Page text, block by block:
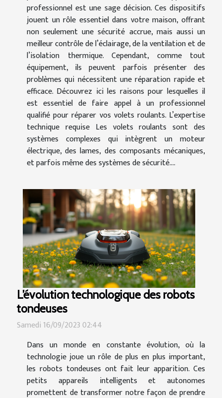
professionnel est une sage décision. Ces dispositifs
jouent un rôle essentiel dans votre maison, offrant
non seulement une sécurité accrue, mais aussi un
meilleur contrôle de l’éclairage, de la ventilation et de
l’isolation thermique. Cependant, comme tout
équipement, ils peuvent parfois présenter des
problèmes qui nécessitent une réparation rapide et
efficace. Découvrez ici les raisons pour lesquelles il
est essentiel de faire appel à un professionnel
qualifié pour réparer vos volets roulants. L’expertise
technique requise Les volets roulants sont des
systèmes complexes qui intègrent un moteur
électrique, des lames, des composants mécaniques,
et parfois même des systèmes de sécurité....
L’évolution technologique des robots
tondeuses
Samedi 16/09/2023 02:44
Dans un monde en constante évolution, où la
technologie joue un rôle de plus en plus important,
les robots tondeuses ont fait leur apparition. Ces
petits appareils intelligents et autonomes
promettent de transformer notre façon de prendre